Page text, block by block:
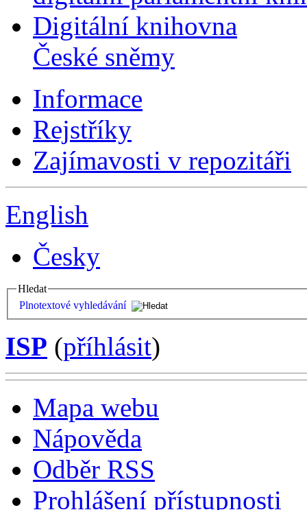
Digitální knihovna
České sněmy
Informace
Rejstříky
Zajímavosti v repozitáři
English
Česky
Hledat
Plnotextové vyhledávání
ISP (příhlásit)
Mapa webu
Nápověda
Odběr RSS
Prohlášení přístupnosti